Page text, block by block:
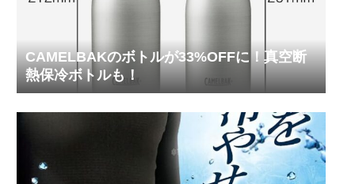
CAMELBAKのボトルが33%OFFに！真空断
熱保冷ボトルも！